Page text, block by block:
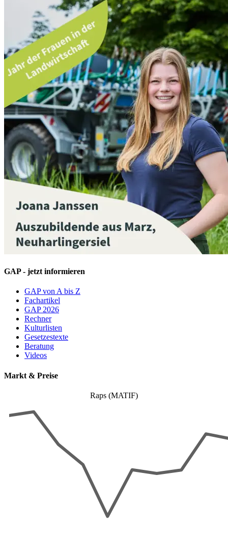
GAP - jetzt informieren
GAP von A bis Z
Fachartikel
GAP 2026
Rechner
Kulturlisten
Gesetzestexte
Beratung
Videos
Markt & Preise
Raps (MATIF)